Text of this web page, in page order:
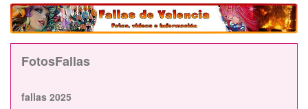
FotosFallas
fallas 2025